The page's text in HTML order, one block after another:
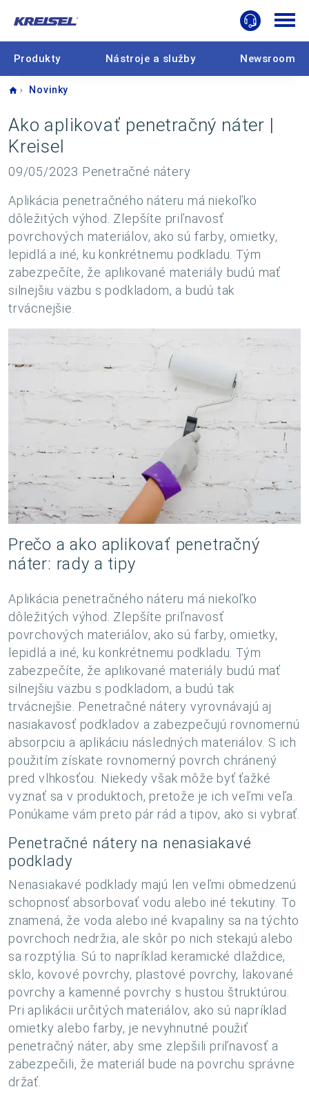
Produkty Nástroje a služby Newsroom
Home
Novinky
Ako aplikovať penetračný náter |
Kreisel
09/05/2023 Penetračné nátery
Aplikácia penetračného náteru má niekoľko
dôležitých výhod. Zlepšíte priľnavosť
povrchových materiálov, ako sú farby, omietky,
lepidlá a iné, ku konkrétnemu podkladu. Tým
zabezpečíte, že aplikované materiály budú mať
silnejšiu väzbu s podkladom, a budú tak
trvácnejšie.
Prečo a ako aplikovať penetračný
náter: rady a tipy
Aplikácia penetračného náteru má niekoľko
dôležitých výhod. Zlepšíte priľnavosť
povrchových materiálov, ako sú farby, omietky,
lepidlá a iné, ku konkrétnemu podkladu. Tým
zabezpečíte, že aplikované materiály budú mať
silnejšiu väzbu s podkladom, a budú tak
trvácnejšie. Penetračné nátery vyrovnávajú aj
nasiakavosť podkladov a zabezpečujú rovnomernú
absorpciu a aplikáciu následných materiálov. S ich
použitím získate rovnomerný povrch chránený
pred vlhkosťou. Niekedy však môže byť ťažké
vyznať sa v produktoch, pretože je ich veľmi veľa.
Ponúkame vám preto pár rád a tipov, ako si vybrať.
Penetračné nátery na nenasiakavé
podklady
Nenasiakavé podklady majú len veľmi obmedzenú
schopnosť absorbovať vodu alebo iné tekutiny. To
znamená, že voda alebo iné kvapaliny sa na týchto
povrchoch nedržia, ale skôr po nich stekajú alebo
sa rozptýlia. Sú to napríklad keramické dlaždice,
sklo, kovové povrchy, plastové povrchy, lakované
povrchy a kamenné povrchy s hustou štruktúrou.
Pri aplikácii určitých materiálov, ako sú napríklad
omietky alebo farby, je nevyhnutné použiť
penetračný náter, aby sme zlepšili priľnavosť a
zabezpečili, že materiál bude na povrchu správne
držať.